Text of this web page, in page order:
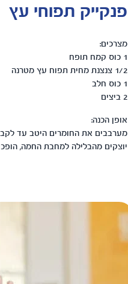
פנקייק תפוחי עץ
מצרכים:
1 כוס קמח תופח
1/2 צנצנת מחית תפוח עץ מטרנה
1 כוס חלב
2 ביצים
אופן הכנה:
מערבבים את החומרים היטב עד
יוצקים מהבלילה למחבת החמה,